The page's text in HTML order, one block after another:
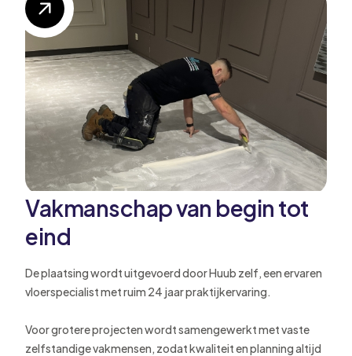
Vakmanschap van begin tot
eind
De plaatsing wordt uitgevoerd door Huub zelf, een ervaren
vloerspecialist met ruim 24 jaar praktijkervaring.
Voor grotere projecten wordt samengewerkt met vaste
zelfstandige vakmensen, zodat kwaliteit en planning altijd